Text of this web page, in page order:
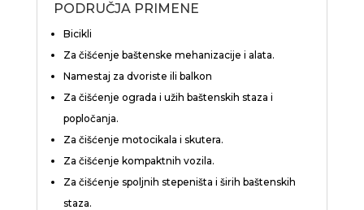
PODRUČJA PRIMENE
Bicikli
Za čišćenje baštenske mehanizacije i alata.
Namestaj za dvoriste ili balkon
Za čišćenje ograda i užih baštenskih staza i
popločanja.
Za čišćenje motocikala i skutera.
Za čišćenje kompaktnih vozila.
Za čišćenje spoljnih stepeništa i širih baštenskih
staza.